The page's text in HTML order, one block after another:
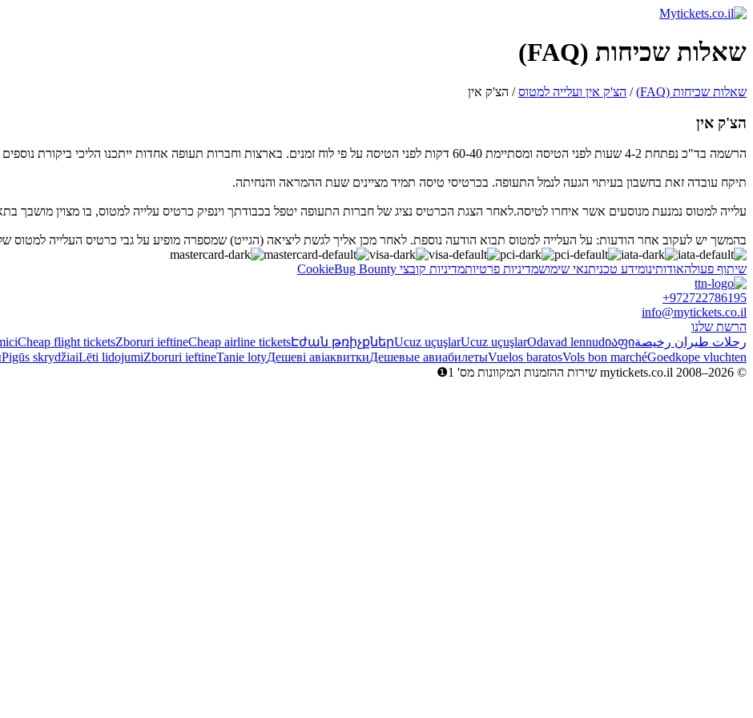
שאלות שכיחות (FAQ)
שאלות שכיחות (FAQ) / הצ'ק אין ועלייה למטוס/ הצ'ק אין
הצ'ק אין
הרשמה בד"כ נפתחת 4-2 שעות לפני הטיסה ומסתיימת 60-40 דקות לפני הטיסה על פי לוח זמנים. בארצות וחברות תעופה אחדות ייתכנו הליכי ביקורת נוספים אשר משפיעים על משך ההרשמה.
תיקח עובדה זאת בחשבון בעיתוי הגעה לנמל התעופה. בכרטיסי טיסה תמיד מציינים שעת ההמראה והנחיתה.
עלייה למטוס נמנעת מנוסעים אשר איחרו לטיסה.לאחר הצגת הכרטיס נציג של חברות התעופה יטפל בכבודתך וינפיק כרטיס עלייה למטוס, בו מצוין מושבך
בהמשך יש לעקוב אחר הודעות: על העלייה למטוס תבוא הודעה נוספת. לאחר מכן אליך לגשת ליציאה (הגייט) שמספרה מופיע על גבי כרטיס העלייה למטוס
שיתוף פעולהאודותינומידע טכניתנאי שימושמדיניות פרטיותמדיניות קובצי Cookie Bug Bounty
+972722786195
info@mytickets.co.il
הרשת שלנו
رحلات طيران رخيصة
Cheap flight ticketsZboruri ieftineCheap airline ticketsԷժան թռիչքներUcuz uçuşlarUcuz uçuşlarOdavad lennudიაფი
Pigūs skrydžiaiLēti lidojumiZboruri ieftineTanie lotyДешеві авіаквиткиДешевые авиабилетыVuelos baratosVols bon marchéGoedkope vluchten
© mytickets.co.il 2008–2026 שירות ההזמנות המקוונות מס' 1❶